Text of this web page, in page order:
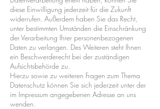
diese Einwilligung jederzeit für die Zukunft
widerrufen. Außerdem haben Sie das Recht,
unter bestimmten Umständen die Einschränkung
der Verarbeitung Ihrer personenbezogenen
Daten zu verlangen. Des Weiteren steht Ihnen
ein Beschwerderecht bei der zuständigen
Aufsichtsbehörde zu.
Hierzu sowie zu weiteren Fragen zum Thema
Datenschutz können Sie sich jederzeit unter der
im Impressum angegebenen Adresse an uns
wenden.